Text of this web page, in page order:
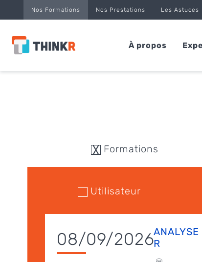
Nos Formations Nos Prestations Les Astuces
À propos
Formations
Utilisateur
08/09/2026ANALYSE
R
Panneau de gestion des cookies